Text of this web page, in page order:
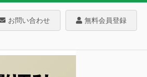
お問い合わせ 無料会員登録